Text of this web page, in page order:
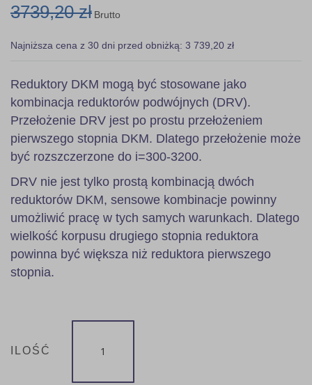
3739,20 zł Brutto
Najniższa cena z 30 dni przed obniżką: 3 739,20 zł
Reduktory DKM mogą być stosowane jako
kombinacja reduktorów podwójnych (DRV).
Przełożenie DRV jest po prostu przełożeniem
pierwszego stopnia DKM. Dlatego przełożenie może
być rozszczerzone do i=300-3200.
DRV nie jest tylko prostą kombinacją dwóch
reduktorów DKM, sensowe kombinacje powinny
umożliwić pracę w tych samych warunkach. Dlatego
wielkość korpusu drugiego stopnia reduktora
powinna być większa niż reduktora pierwszego
stopnia.
ILOŚĆ